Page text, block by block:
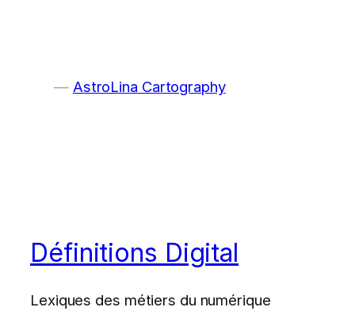
AstroLina Cartography
Définitions Digital
Lexiques des métiers du numérique